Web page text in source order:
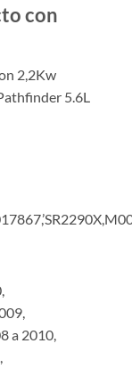
con
2,2Kw
5.6L
a 2010,